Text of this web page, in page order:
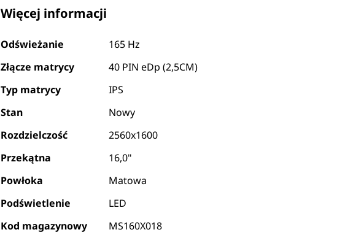
Więcej informacji
Odświeżanie
165 Hz
Złącze matrycy
40 PIN eDp (2,5CM)
Typ matrycy
IPS
Stan
Nowy
Rozdzielczość
2560x1600
Przekątna
16,0"
Powłoka
Matowa
Podświetlenie
LED
Kod magazynowy
MS160X018